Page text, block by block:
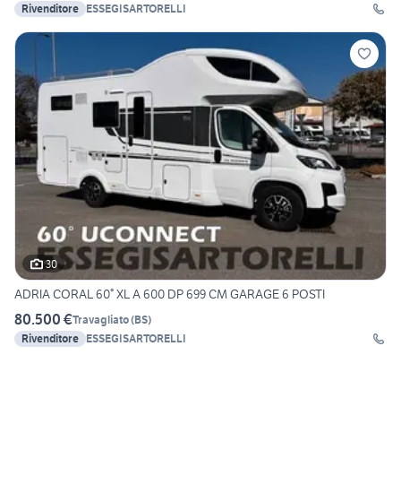
Rivenditore ESSEGISARTORELLI
30
ADRIA CORAL 60° XL A 600 DP 699 CM GARAGE 6 POSTI
80.500 €Travagliato(BS)
Rivenditore ESSEGISARTORELLI